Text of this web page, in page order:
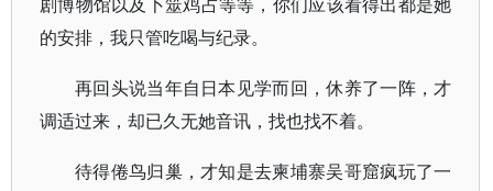
的安排，我只管吃喝与纪录。
再回头说当年自日本见学而回，休养了一阵，才
调适过来，却已久无她音讯，找也找不着。
待得倦鸟归巢，才知是去柬埔寨吴哥窟疯玩了一